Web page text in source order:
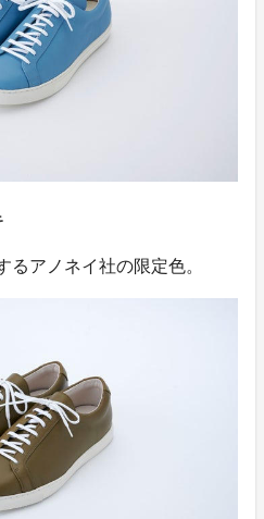
アノネイ社の限定色。